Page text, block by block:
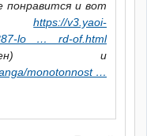
и вот
https://v3.yaoi-
lo … rd-of.html
и
monotonnost …